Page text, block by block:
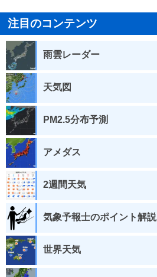
注目のコンテンツ
雨雲レーダー
天気図
PM2.5分布予測
アメダス
2週間天気
気象予報士のポイント解説
世界天気